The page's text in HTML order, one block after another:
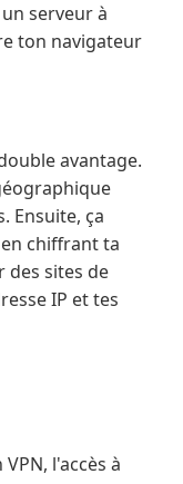
serveur à
ton navigateur
avantage.
Ensuite, ça
chiffrant ta
des sites de
IP et tes
l'accès à